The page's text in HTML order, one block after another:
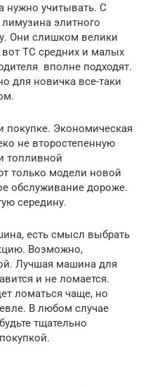
нужно учитывать. С
элитного
Они слишком велики
ТС средних и малых
вполне подходят.
для новичка все-таки
покупке. Экономическая
не второстепенную
топливной
только модели новой
обслуживание дороже.
середину.
есть смысл выбрать
Возможно,
Лучшая машина для
и не ломается.
ломаться чаще, но
В любом случае
тщательно